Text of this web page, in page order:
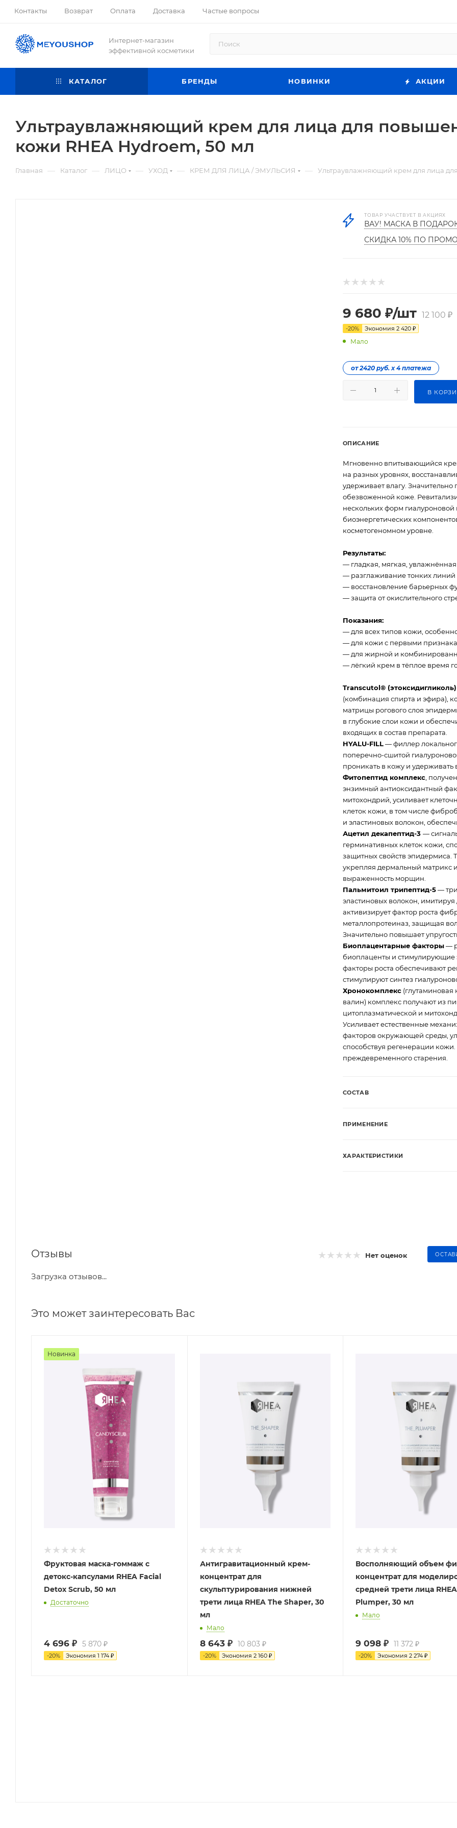
Контакты Возврат Оплата Доставка Частые вопросы
Интернет-магазин
эффективной косметики
КАТАЛОГ БРЕНДЫ НОВИНКИ АКЦИИ
Ультраувлажняющий крем для лица для
кожи RHEA Hydroem, 50 мл
Главная — Каталог — ЛИЦО — УХОД — КРЕМ ДЛЯ ЛИЦА / ЭМУЛЬСИЯ — Ультраувлажняющий крем для лица
ТОВАР УЧАСТВУЕТ В АКЦИЯХ
ВАУ! МАСКА В
СКИДКА 10% ПО
9 680 ₽/шт 12 100 ₽
-20% Экономия 2 420 ₽
Мало
от 2420 руб. х 4 платежа
В
ОПИСАНИЕ
Мгновенно впитывающийся
на разных уровнях,
удерживает влагу.
обезвоженной коже.
нескольких форм гиалуроновой
биоэнергетических
косметогеномном уровне.
Результаты:
— гладкая, мягкая,
— разглаживание тонких
— восстановление барьерных
— защита от окислительного
Показания:
— для всех типов кожи,
— для кожи с первыми
— для жирной и
— лёгкий крем в тёплое время
Transcutol® (этоксидигликоль)
(комбинация спирта и эфира),
матрицы рогового слоя
в глубокие слои кожи и
входящих в состав препарата.
HYALU-FILL— филлер
поперечно-сшитой
проникать в кожу и удерживать
Фитопептид комплекс ,
энзимный антиоксидантный
митохондрий, усиливает
клеток кожи, в том числе
и эластиновых волокон,
Ацетил декапептид-3 —
герминативных клеток кожи,
защитных свойств эпидермиса.
укрепляя дермальный матрикс
выраженность морщин.
Пальмитоил трипептид-5—
эластиновых волокон,
активизирует фактор роста
металлопротеиназ, защищая
Значительно повышает
Биоплацентарные факторы—
биоплаценты и
факторы роста обеспечивают
стимулируют синтез
Хронокомплекс (глутаминовая
валин) комплекс получают из
цитоплазматической и
Усиливает естественные
факторов окружающей среды,
способствуя регенерации
преждевременного старения.
СОСТАВ
ПРИМЕНЕНИЕ
ХАРАКТЕРИСТИКИ
Отзывы Нет оценок
Загрузка отзывов...
Это может заинтересовать Вас
Новинка
Фруктовая маска-гоммаж с
детокс-капсулами RHEA Facial
Detox Scrub, 50 мл
Достаточно
4 696 ₽ 5 870 ₽
-20% Экономия 1 174 ₽
Антигравитационный крем-
концентрат для
скульптурирования нижней
трети лица RHEA The Shaper, 30
мл
Мало
8 643₽ 10 803 ₽
-20% Экономия 2 160₽
Восполняющий объем
концентрат для
средней трети лица
Plumper, 30 мл
Мало
9 098 ₽ 11 372 ₽
-20% Экономия 2 274 ₽